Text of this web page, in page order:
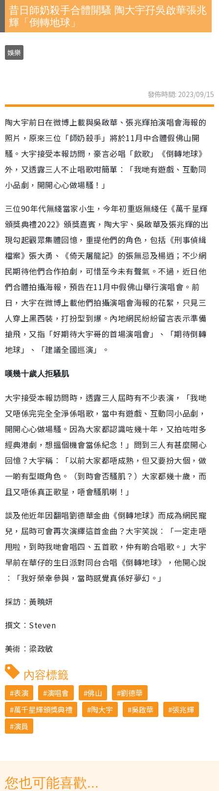
昔日師奶殺手合體開騷 陶大宇孖吳啟華張兆
輝「倒轉地球」
娛樂
發佈時間: 2023/09/15
陶大宇前日在微博上載與吳啟華、張兆輝拍演唱會海報的
照片，原來三位「師奶殺手」將於11月中合體假佛山開
騷。大宇接受本報訪問，豪言必唱「飲歌」《倒轉地球》
外，又透露三人不止唱歌咁簡單︰「我哋有遊戲、互動同
小品劇，開開心心做場騷！」
三位90年代無綫當家小生，今年初重返無綫任《萬千星輝
頒獎典禮2022》頒獎嘉賓，陶大宇、吳啟華及張兆輝的出
現勾起觀眾集體回憶，重提他們的角色，包括《刑事偵緝
檔案》張大勇、《倚天屠龍記》的張無忌及楊逍；不少網
民期待他們合作拍劇，可惜至今未有聲氣。不過，近日他
們合體拍攝海報，預告在11月中假佛山舉行演唱會。前
日，大宇在微博上載他們拍攝演唱會海報的花絮，只見三
人穿上黑西裝，打扮型到爆。內地網民紛紛留言表示準備
搶飛，又指「好期待大宇哥的首場演唱會」、「期待倒轉
地球」、「建議全國巡演」。
嘆幾十歲人拒騷肌
大宇接受本報訪問時，透露三人屆時有不少表演，「我哋
又唔係完完全全淨係唱歌，當中有遊戲、互動同小品劇，
開開心心做場騷。因為大家都認識咗幾十年，又拍咗咁多
經典港劇，想搵個機會當係紀念！」問到三人有甚麼開心
回憶？大宇稱︰「以前大家都唔成熟，但又要扮大個，做
一啲有型嘅角色。（到時會否騷肌？）大家都幾十歲，而
且又唔係真正歌星，唔會騷肌喇！」
談及他近年因翻唱劉德華金曲《倒轉地球》而成為網民寵
兒，屆時可會再次演繹這首金曲？大宇笑說︰「一定走唔
甩啦，到時我哋會唱四、五首歌，仲有啲合唱歌。」大宇
早前在華仔的生日派對同台合唱《倒轉地球》，他開心說
︰「我好榮幸參與，當時感覺真係好夢幻。」
採訪︰黃曉妍
撰文︰Steven
美術︰梁政敏
內容標籤
表演 演唱會 佛山
劉德華
萬千星輝頒獎典禮
陶大宇 吳啟華
張兆輝
演員
您也可能喜歡...